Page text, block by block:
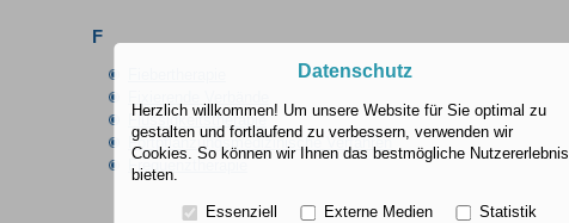
F
Flüssigkeitstherapie
Fortpflanzungsmedizinische Verfahren
Frequenztherapie
Datenschutz
Herzlich willkommen! Um unsere Website für Sie optimal zu
gestalten und fortlaufend zu verbessern, verwenden wir
Cookies. So können wir Ihnen das bestmögliche Nutzererlebnis
bieten.
Essenziell Externe Medien Statistik